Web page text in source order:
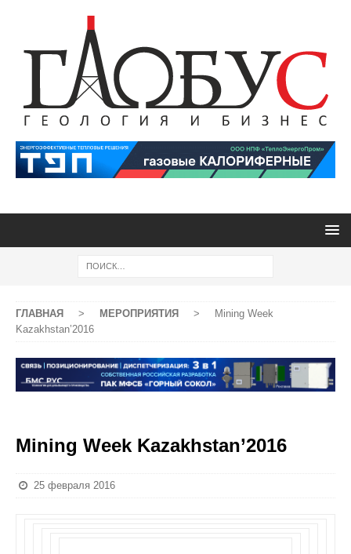
ГЛАВНАЯ > МЕРОПРИЯТИЯ >
Mining Week
Kazakhstan’2016
Mining Week Kazakhstan’2016
25 февраля 2016